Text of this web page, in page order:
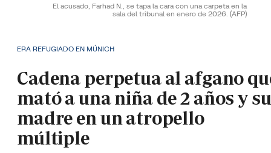
El acusado, Farhad N., se tapa la cara con una carpeta en la
sala del tribunal en enero de 2026. (AFP)
ERA REFUGIADO EN MÚNICH
Cadena perpetua al afgano
mató a una niña de 2 años y su
madre en un atropello
múltiple